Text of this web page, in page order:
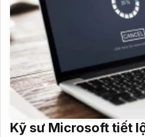
Kỹ sư Microsoft tiết